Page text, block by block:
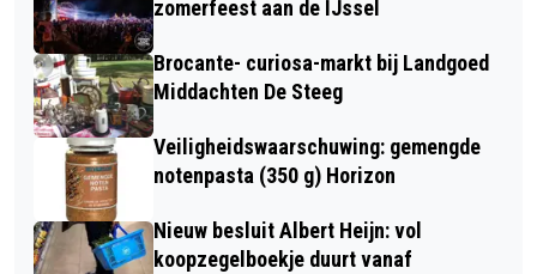
3 SEPTEMBER
zomerfeest aan de IJssel
Brocante- curiosa-markt bij Landgoed
Middachten De Steeg
Veiligheidswaarschuwing: gemengde
notenpasta (350 g) Horizon
Nieuw besluit Albert Heijn: vol
koopzegelboekje duurt vanaf